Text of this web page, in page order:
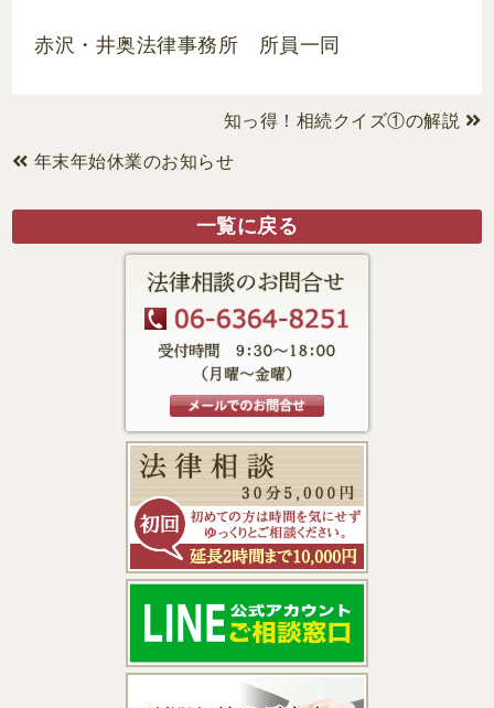
赤沢・井奥法律事務所 所員一同
知っ得！相続クイズ①の解説
年末年始休業のお知らせ
一覧に戻る